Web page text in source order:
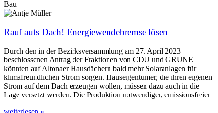
Bau
Rauf aufs Dach! Energiewendebremse lösen
Durch den in der Bezirksversammlung am 27. April 2023
beschlossenen Antrag der Fraktionen von CDU und GRÜNE
könnten auf Altonaer Hausdächern bald mehr Solaranlagen für
klimafreundlichen Strom sorgen. Hauseigentümer, die ihren eigenen
Strom auf dem Dach erzeugen wollen, müssen dazu auch in die
Lage versetzt werden. Die Produktion notwendiger, emissionsfreier
weiterlesen »